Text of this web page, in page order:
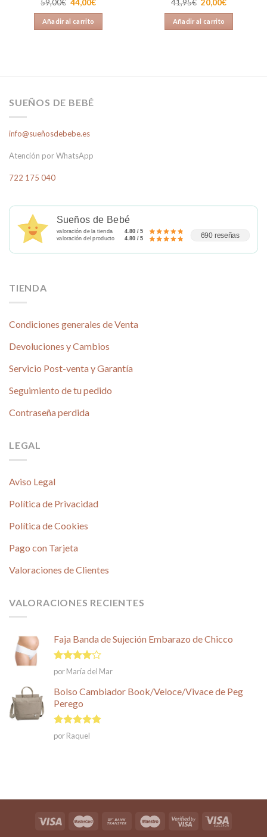
59,00€ El
precio
original
era:
59,00€.
44,00€El
44,00€.
Añadir al carrito
41,95€ El
precio
original
era:
41,95€.
20,00€El
20,00€.
Añadir al carrito
SUEÑOS DE BEBÉ
info@sueñosdebebe.es
Atención por WhatsApp
722 175 040
Sueños de Bebé
valoración de la tienda
4.80 / 5
valoración del producto
4.80 / 5 690 reseñas
TIENDA
Condiciones generales de Venta
Devoluciones y Cambios
Servicio Post-venta y Garantía
Seguimiento de tu pedido
Contraseña perdida
LEGAL
Aviso Legal
Política de Privacidad
Política de Cookies
Pago con Tarjeta
Valoraciones de Clientes
VALORACIONES RECIENTES
Faja Banda de Sujeción Embarazo de Chicco
Valorado
en
5
por María del Mar
Bolso Cambiador Book/Veloce/Vivace de Peg
Perego
Valorado en
5
de 5
por Raquel